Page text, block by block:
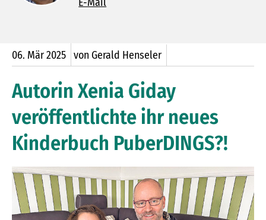
06. Mär2025 von Gerald Henseler
Autorin Xenia Giday
veröffentlichte ihr neues
Kinderbuch PuberDINGS?!